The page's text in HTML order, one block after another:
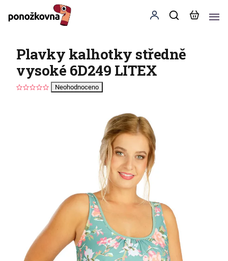
Plavky kalhotky středně
vysoké 6D249 LITEX
Neohodnoceno